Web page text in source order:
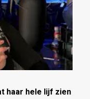
haar hele lijf zien